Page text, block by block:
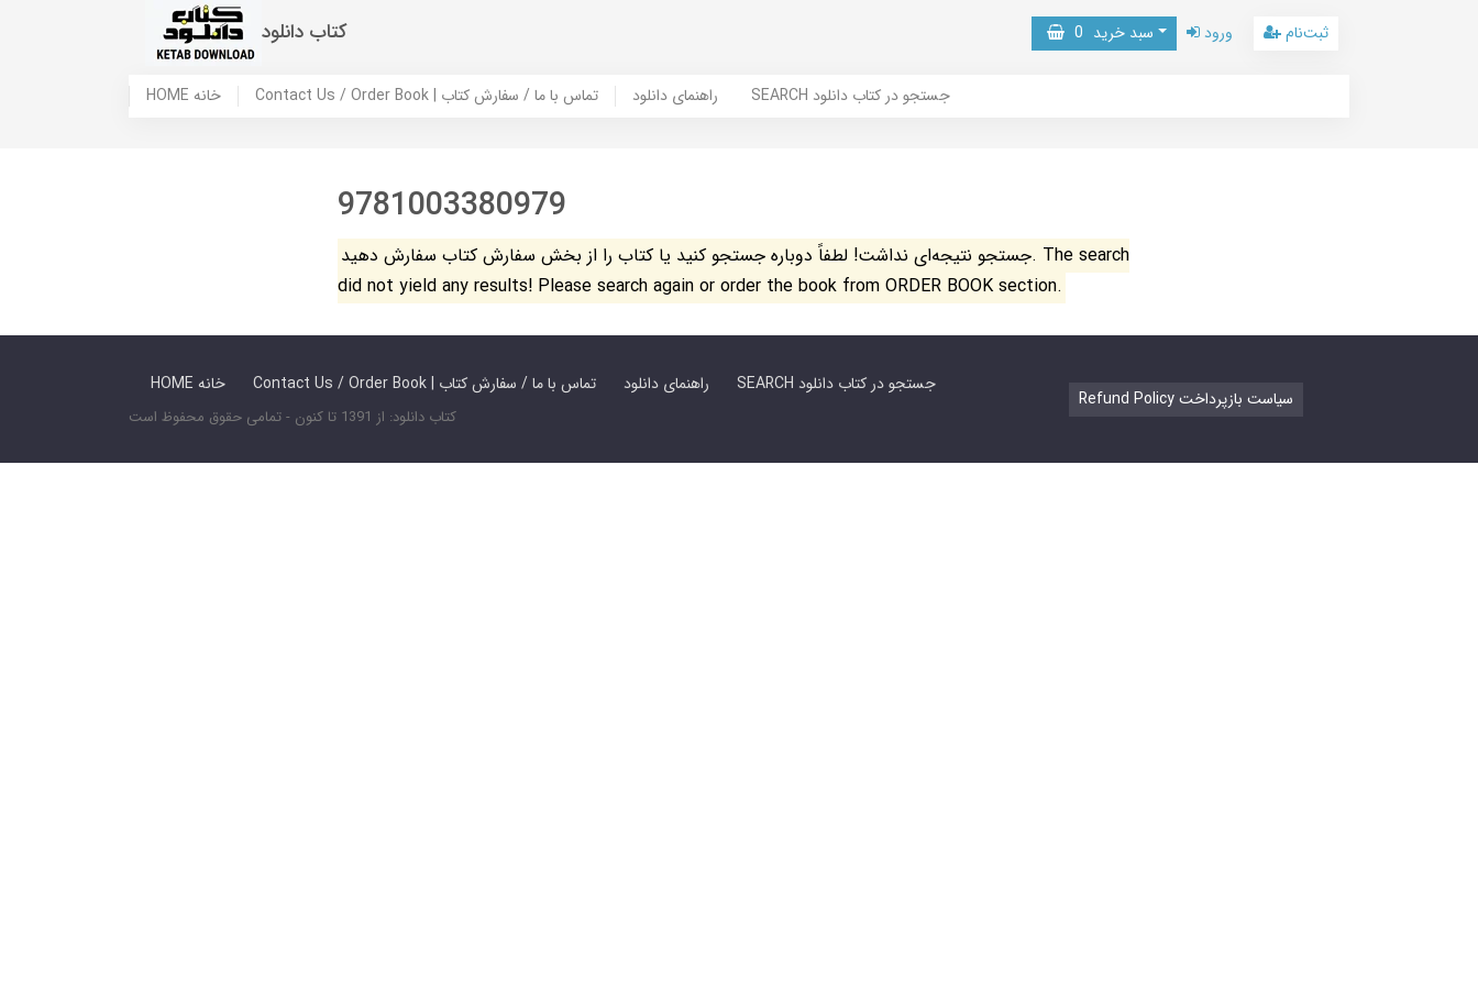
کتاب دانلود سبد خرید 0 ورود ثبت‌نام
HOME خانه Contact Us / Order Book | تماس با ما / سفارش کتاب راهنمای دانلود SEARCH جستجو در کتاب دانلود
9781003380979
جستجو نتیجه‌ای نداشت! لطفاً دوباره جستجو کنید یا کتاب را از بخش سفارش کتاب سفارش دهید. The search
did not yield any results! Please search again or order the book from ORDER BOOK section.
HOME خانه Contact Us / Order Book | تماس با ما / سفارش کتاب راهنمای دانلود SEARCH جستجو در کتاب دانلود
کتاب دانلود: از 1391 تا کنون - تمامی حقوق محفوظ است
Refund Policy سیاست بازپرداخت